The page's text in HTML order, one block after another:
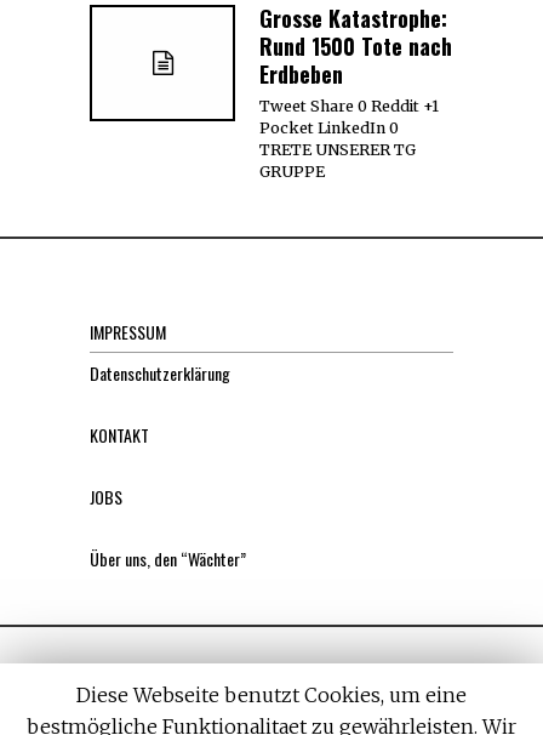
Grosse Katastrophe:
Rund 1500 Tote nach
Erdbeben
Tweet Share 0 Reddit +1
Pocket LinkedIn 0
TRETE UNSERER TG
GRUPPE
IMPRESSUM
Datenschutzerklärung
KONTAKT
JOBS
Über uns, den “Wächter”
Diese Webseite benutzt Cookies, um eine
bestmögliche Funktionalitaet zu gewährleisten. Wir